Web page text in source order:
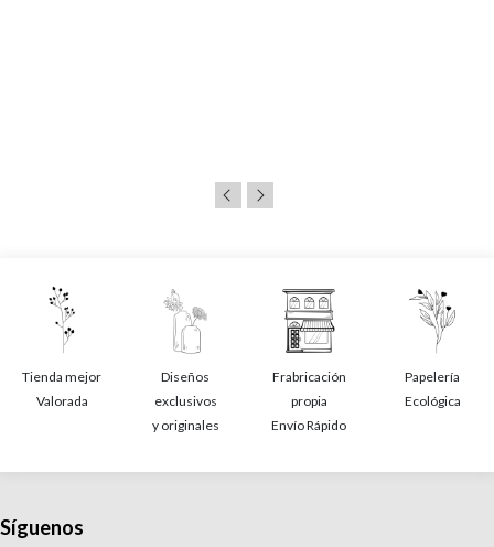
Tienda mejor
Valorada
Diseños
exclusivos
y originales
Frabricación
propia
Envío Rápido
Papelería
Ecológica
Síguenos